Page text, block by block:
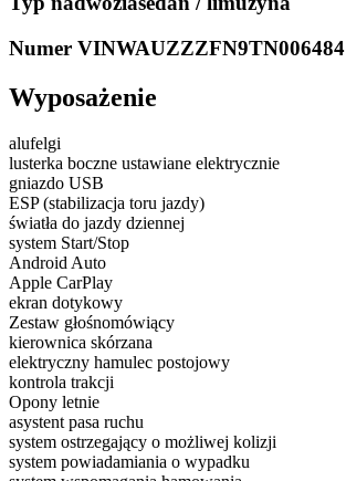
Numer VINWAUZZZFN9TN006484
Wyposażenie
alufelgi
lusterka boczne ustawiane elektrycznie
gniazdo USB
ESP (stabilizacja toru jazdy)
światła do jazdy dziennej
system Start/Stop
Android Auto
Apple CarPlay
ekran dotykowy
Zestaw głośnomówiący
kierownica skórzana
elektryczny hamulec postojowy
kontrola trakcji
Opony letnie
asystent pasa ruchu
system ostrzegający o możliwej kolizji
system powiadamiania o wypadku